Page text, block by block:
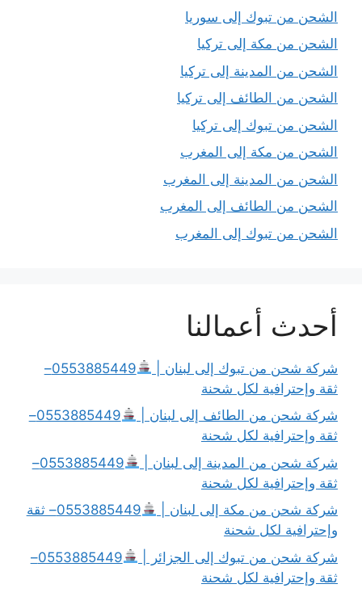
الشحن من تبوك إلى سوريا
الشحن من مكة إلى تركيا
الشحن من المدينة إلى تركيا
الشحن من الطائف إلى تركيا
الشحن من تبوك إلى تركيا
الشحن من مكة إلى المغرب
الشحن من المدينة إلى المغرب
الشحن من الطائف إلى المغرب
الشحن من تبوك إلى المغرب
أحدث أعمالنا
شركة شحن من تبوك إلى لبنان |
0553885449–
ثقة وإحترافية لكل شحنة
شركة شحن من الطائف إلى لبنان |
0553885449–
ثقة وإحترافية لكل شحنة
شركة شحن من المدينة إلى لبنان |
0553885449–
ثقة وإحترافية لكل شحنة
شركة شحن من مكة إلى لبنان |
0553885449– ثقة
وإحترافية لكل شحنة
شركة شحن من تبوك إلى الجزائر |
0553885449–
ثقة وإحترافية لكل شحنة